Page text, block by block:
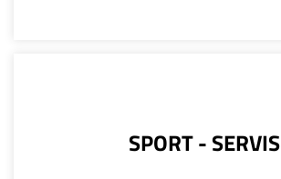
SPORT - SERVIS